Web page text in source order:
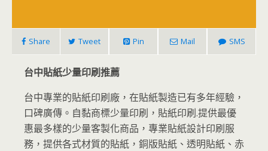
Share Tweet Pin Mail SMS
台中貼紙少量印刷推薦
台中專業的貼紙印刷廠，在貼紙製造已有多年經驗，
口碑廣傳。自黏商標少量印刷，貼紙印刷.提供最優
惠最多樣的少量客製化商品，專業貼紙設計印刷服
務，提供各式材質的貼紙，銅版貼紙、透明貼紙、赤